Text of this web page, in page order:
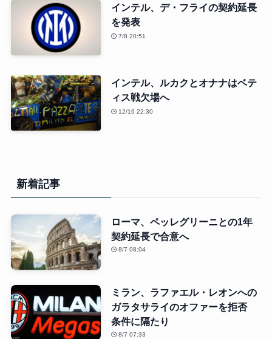
インテル、デ・フライの契約延長
を発表
7/8 20:51
インテル、ルカクとオナナはベテ
ィス戦欠場へ
12/16 22:30
新着記事
ローマ、ペッレグリーニとの1年
契約延長で合意へ
8/7 08:04
ミラン、ラファエル・レオンへの
ガラタサライのオファーを拒否
条件に隔たり
8/7 07:33